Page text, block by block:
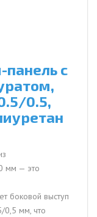
панель с
0.5,
мм — это
боковой выступ
0,5 мм, что